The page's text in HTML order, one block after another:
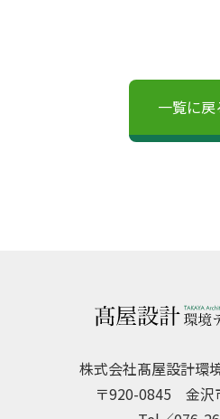
一覧に戻
株式会社髙屋設計環
〒920-0845 金沢